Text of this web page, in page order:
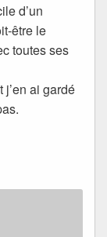
d’un
être le
toutes ses
j’en ai gardé